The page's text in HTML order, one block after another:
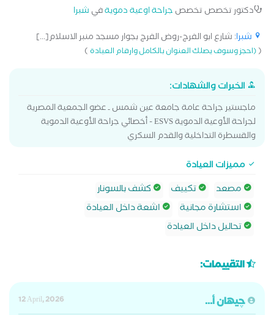
دكتور تخصص تخصص جراحة اوعية دمويةفي شبرا
شبرا: شارع ابو الفرج-روض الفرج بجوار مسجد منبر الاسلام[...]
((احجز وسوف يصلك العنوان بالكامل وارقام العيادة)
الخبرات والشهادات:
ماجستير جراحة عامة جامعة عين شمس ـ عضو الجمعية المصرية
لجراحة الأوعية الدموية ESVS - أخصائي جراحة الأوعية الدموية
والقسطرة التداخلية والقدم السكري
مميزات العيادة
مصعد
تكييف
كشف بالسونار
استشارة مجانية
اشعة داخل العيادة
تحاليل داخل العيادة
التقييمات:
چيهان أ...
12 April, 2026